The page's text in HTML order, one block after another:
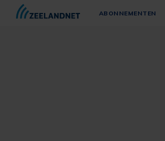
ABONNEMENTEN